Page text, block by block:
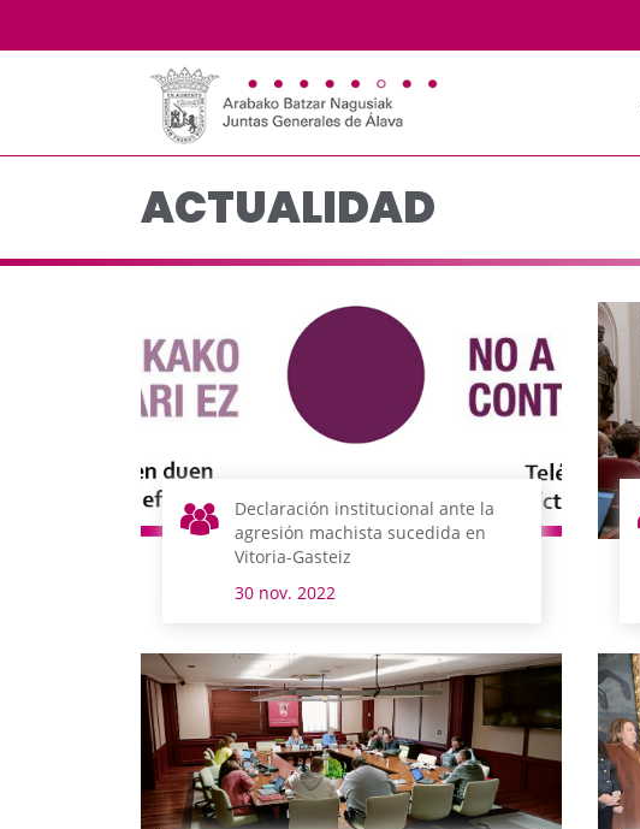
ACTUALIDAD
Declaración institucional ante la
agresión machista sucedida en
Vitoria-Gasteiz
30 nov. 2022